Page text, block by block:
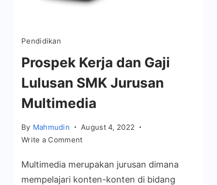
Pendidikan
Prospek Kerja dan Gaji
Lulusan SMK Jurusan
Multimedia
By Mahmudin
August 4, 2022
Write a Commenton
Kerja
dan
Multimedia merupakan jurusan dimana
mempelajari konten-konten di bidang